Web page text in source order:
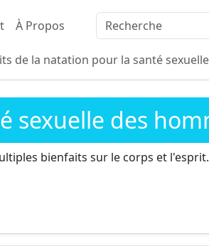
À Propos
de la natation pour la santé
sexuelle des
bienfaits sur le corps et